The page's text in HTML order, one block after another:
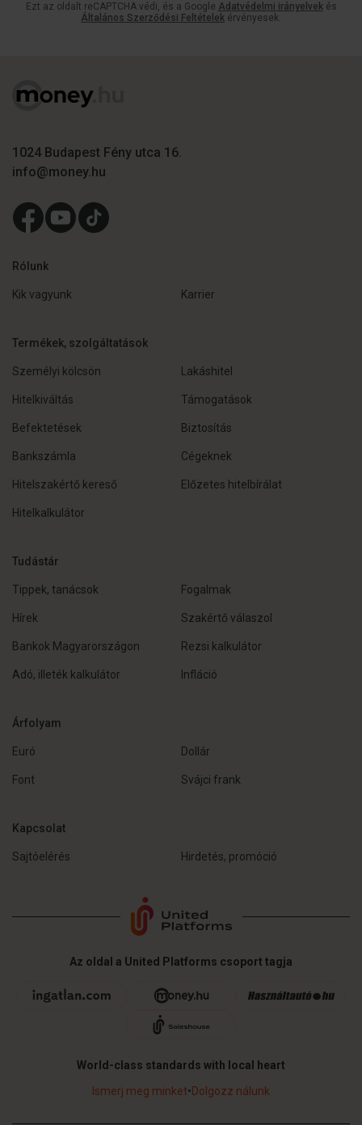
Ezt az oldalt reCAPTCHA védi, és a Google Adatvédelmi irányelvekés
Általános Szerződési Feltételek érvényesek.
1024 Budapest Fény utca 16.
info@money.hu
Rólunk
Kik vagyunk Karrier
Termékek, szolgáltatások
Személyi kölcsön Lakáshitel
Hitelkiváltás Támogatások
Befektetések Biztosítás
Bankszámla Cégeknek
Hitelszakértő kereső Előzetes hitelbírálat
Hitelkalkulátor
Tudástár
Tippek, tanácsok Fogalmak
Hírek Szakértő válaszol
Bankok Magyarországon Rezsi kalkulátor
Adó, illeték kalkulátor Infláció
Árfolyam
Euró Dollár
Font Svájci frank
Kapcsolat
Sajtóelérés Hirdetés, promóció
Az oldal a United Platforms csoport tagja
World-class standards with local heart
Ismerj meg minket•Dolgozz nálunk